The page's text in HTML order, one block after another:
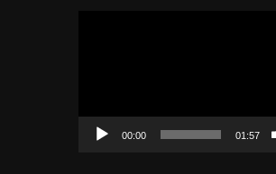
00:00 01:57